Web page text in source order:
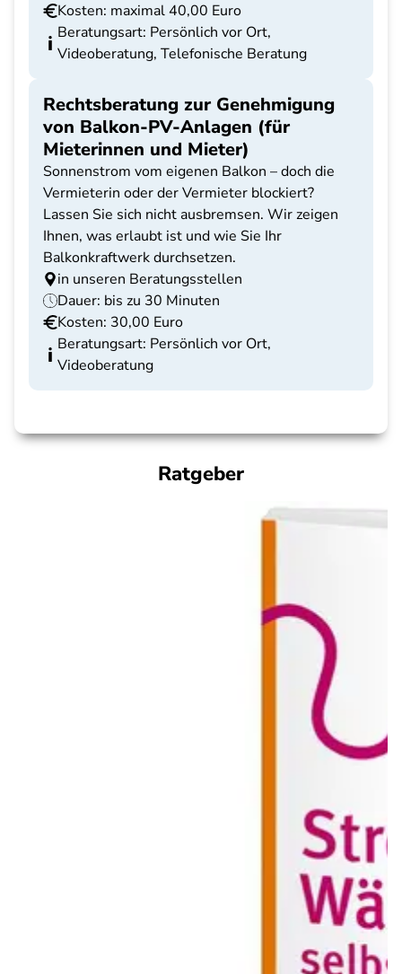
Kosten: maximal 40,00 Euro
Beratungsart: Persönlich vor Ort,
Videoberatung, Telefonische Beratung
Rechtsberatung zur Genehmigung
von Balkon-PV-Anlagen (für
Mieterinnen und Mieter)
Sonnenstrom vom eigenen Balkon – doch die
Vermieterin oder der Vermieter blockiert?
Lassen Sie sich nicht ausbremsen. Wir zeigen
Ihnen, was erlaubt ist und wie Sie Ihr
Balkonkraftwerk durchsetzen.
in unseren Beratungsstellen
Dauer: bis zu 30 Minuten
Kosten: 30,00 Euro
Beratungsart: Persönlich vor Ort,
Videoberatung
Ratgeber